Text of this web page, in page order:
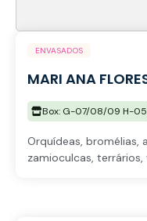
ENVASADOS
MARI ANA
Box: G-07/08/09 H-05
Orquídeas, bromélias,
zamioculcas, terrários,